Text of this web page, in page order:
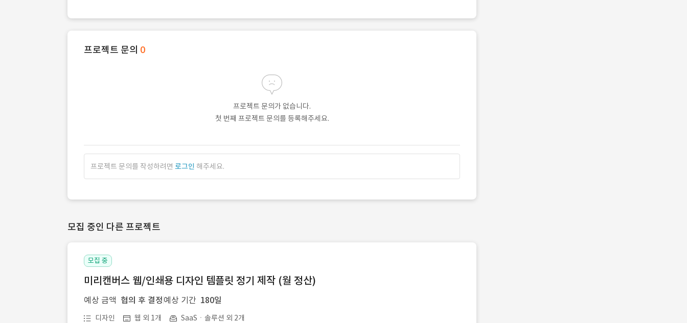
프로젝트 문의 0
프로젝트 문의가 없습니다.
첫 번째 프로젝트 문의를 등록해주세요.
프로젝트 문의를 작성하려면 로그인 해주세요.
모집 중인 다른 프로젝트
모집 중
미리캔버스 웹/인쇄용 디자인 템플릿 정기 제작 (월 정산)
예상 금액 협의 후 결정 예상 기간 180일
디자인 웹 외 1개 SaaSㆍ솔루션 외 2개